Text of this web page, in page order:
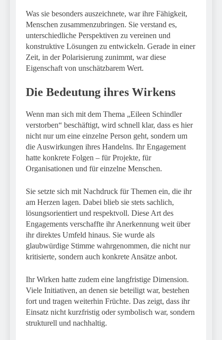
Was sie besonders auszeichnete, war ihre Fähigkeit,
Menschen zusammenzubringen. Sie verstand es,
unterschiedliche Perspektiven zu vereinen und
konstruktive Lösungen zu entwickeln. Gerade in einer
Zeit, in der Polarisierung zunimmt, war diese
Eigenschaft von unschätzbarem Wert.
Die Bedeutung ihres Wirkens
Wenn man sich mit dem Thema „Eileen Schindler
verstorben“ beschäftigt, wird schnell klar, dass es hier
nicht nur um eine einzelne Person geht, sondern um
die Auswirkungen ihres Handelns. Ihr Engagement
hatte konkrete Folgen – für Projekte, für
Organisationen und für einzelne Menschen.
Sie setzte sich mit Nachdruck für Themen ein, die ihr
am Herzen lagen. Dabei blieb sie stets sachlich,
lösungsorientiert und respektvoll. Diese Art des
Engagements verschaffte ihr Anerkennung weit über
ihr direktes Umfeld hinaus. Sie wurde als
glaubwürdige Stimme wahrgenommen, die nicht nur
kritisierte, sondern auch konkrete Ansätze anbot.
Ihr Wirken hatte zudem eine langfristige Dimension.
Viele Initiativen, an denen sie beteiligt war, bestehen
fort und tragen weiterhin Früchte. Das zeigt, dass ihr
Einsatz nicht kurzfristig oder symbolisch war, sondern
strukturell und nachhaltig.